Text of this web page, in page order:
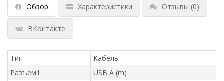
Обзор Характеристики Отзывы (0)
ВКонтакте
Тип
Кабель
Разъем1
USB A (m)